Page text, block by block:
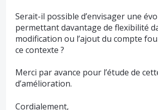
Serait-il possible d’envisager une
permettant davantage de flexibilité
modification ou l’ajout du compte
ce contexte ?
Merci par avance pour l’étude de
d’amélioration.
Cordialement,